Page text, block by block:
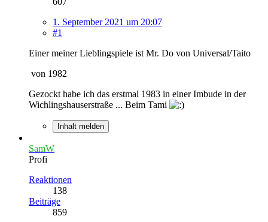
1. September 2021 um 20:07
#1
Einer meiner Lieblingspiele ist Mr. Do von Universal/Taito
von 1982
Gezockt habe ich das erstmal 1983 in einer Imbude in der
Wichlingshauserstraße ... Beim Tami
Inhalt melden
SamW
Profi
Reaktionen
138
Beiträge
859